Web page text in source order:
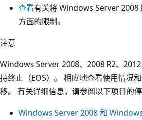
查看有关将 Windows Server 2008
方面的限制。
注意
Windows Server 2008、2008 R2、
持终止（EOS）。 相应地查看使用情况
移。 有关详细信息，请参阅以下项目的停
Windows Server 2008 和